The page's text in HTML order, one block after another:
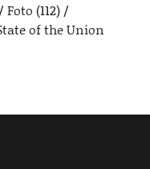
Foto (112)
of the Union